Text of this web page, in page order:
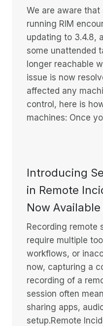
We are aware that
running RIM
updating to 3.4.8,
some unattended
longer reachable
issue is now
affected any
control, here is
machines: Once
Introducing
in Remote
Now
Recording remote
require multiple
workflows, or
now, capturing a
recording of a
session often
sharing apps,
setup.Remote